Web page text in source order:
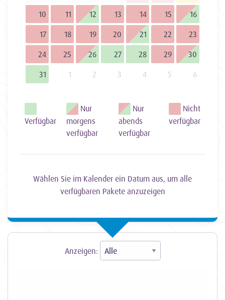
10
11 12 13 14 15
16
17
18 19 20 21 22
23
24
25 26 27 28 29
30
31
1 2 3 4 5 6
Verfügbar
Nur
morgens
verfügbar
Nur
abends
verfügbar
Nicht
verfügbar
Wählen Sie im Kalender ein Datum aus, um alle
verfügbaren Pakete anzuzeigen
Anzeigen: